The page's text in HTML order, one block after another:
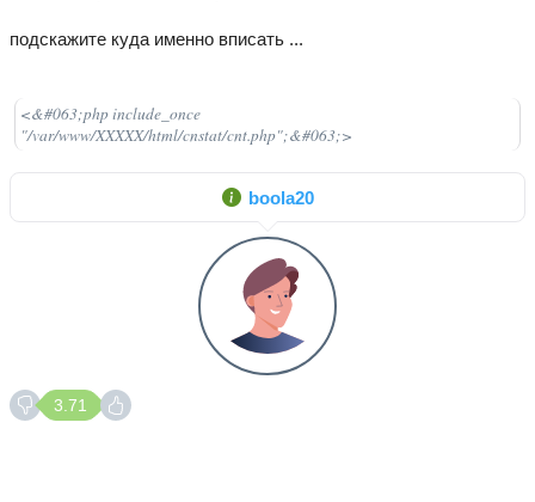
подскажите куда именно вписать ...
<&#063;php include_once
"/var/www/XXXXX/html/cnstat/cnt.php";&#063;>
boola20
3.71